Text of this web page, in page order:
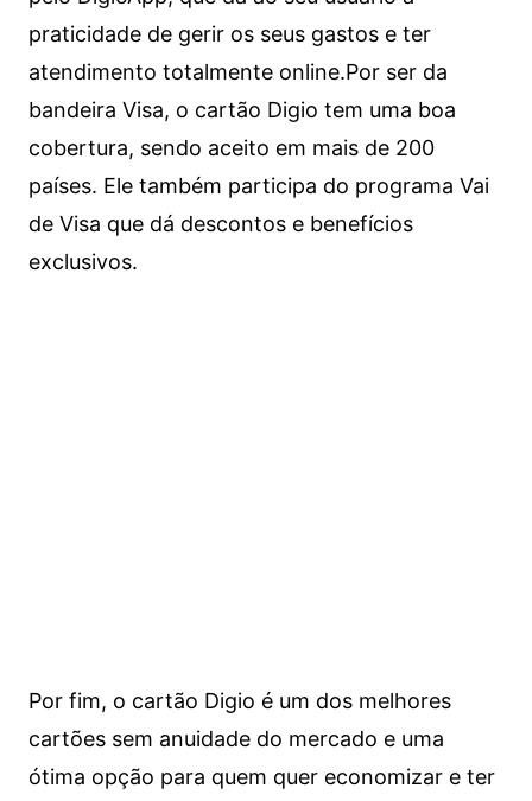
praticidade de gerir os seus gastos e ter
atendimento totalmente online.Por ser da
bandeira Visa, o cartão Digio tem uma boa
cobertura, sendo aceito em mais de 200
países. Ele também participa do programa Vai
de Visa que dá descontos e benefícios
exclusivos.
Por fim, o cartão Digio é um dos melhores
cartões sem anuidade do mercado e uma
ótima opção para quem quer economizar e ter